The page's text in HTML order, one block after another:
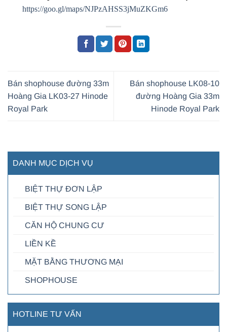
https://goo.gl/maps/NJPzAHSS3jMuZKGm6
Bán shophouse đường 33m
Hoàng Gia LK03-27 Hinode
Royal Park
Bán shophouse LK08-10
đường Hoàng Gia 33m
Hinode Royal Park
DANH MỤC DỊCH VỤ
BIỆT THỰ ĐƠN LẬP
BIỆT THỰ SONG LẬP
CĂN HỘ CHUNG CƯ
LIỀN KỀ
MẶT BẰNG THƯƠNG MẠI
SHOPHOUSE
HOTLINE TƯ VẤN